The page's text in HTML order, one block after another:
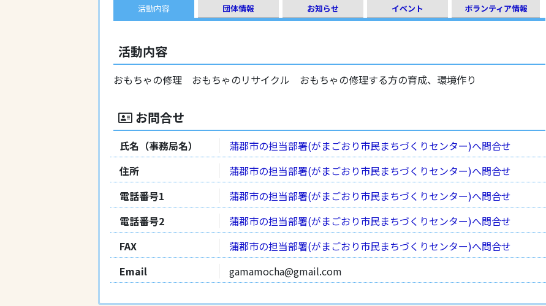
活動内容 団体情報 お知らせ イベント ボランティア情報
活動内容
おもちゃの修理 おもちゃのリサイクル おもちゃの修理する方の育成、環境作り
お問合せ
氏名（事務局名）
蒲郡市の担当部署(がまごおり市民まちづくりセンター)へ問合せ
住所
蒲郡市の担当部署(がまごおり市民まちづくりセンター)へ問合せ
電話番号1
蒲郡市の担当部署(がまごおり市民まちづくりセンター)へ問合せ
電話番号2
蒲郡市の担当部署(がまごおり市民まちづくりセンター)へ問合せ
FAX
蒲郡市の担当部署(がまごおり市民まちづくりセンター)へ問合せ
Email
gamamocha@gmail.com